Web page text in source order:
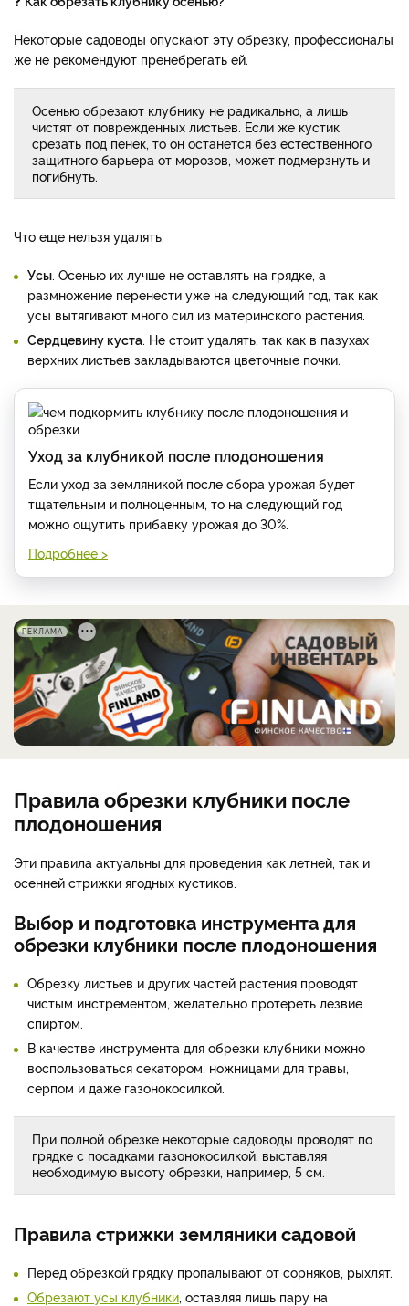
Некоторые садоводы опускают эту обрезку, профессионалы
же не рекомендуют пренебрегать ей.
Осенью обрезают клубнику не радикально, а лишь
чистят от поврежденных листьев. Если же кустик
срезать под пенек, то он останется без естественного
защитного барьера от морозов, может подмерзнуть и
погибнуть.
Что еще нельзя удалять:
Усы . Осенью их лучше не оставлять на грядке, а
размножение перенести уже на следующий год, так как
усы вытягивают много сил из материнского растения.
Сердцевину куста . Не стоит удалять, так как в пазухах
верхних листьев закладываются цветочные почки.
Уход за клубникой после плодоношения
Если уход за земляникой после сбора урожая будет
тщательным и полноценным, то на следующий год
можно ощутить прибавку урожая до 30%.
Подробнее >
РЕКЛАМА
Правила обрезки клубники после
плодоношения
Эти правила актуальны для проведения как летней, так и
осенней стрижки ягодных кустиков.
Выбор и подготовка инструмента для
обрезки клубники после плодоношения
Обрезку листьев и других частей растения проводят
чистым инстрементом, желательно протереть лезвие
спиртом.
В качестве инструмента для обрезки клубники можно
воспользоваться секатором, ножницами для травы,
серпом и даже газонокосилкой.
При полной обрезке некоторые садоводы проводят по
грядке с посадками газонокосилкой, выставляя
необходимую высоту обрезки, например, 5 см.
Правила стрижки земляники садовой
Перед обрезкой грядку пропалывают от сорняков, рыхлят.
Обрезают усы клубники, оставляя лишь пару на